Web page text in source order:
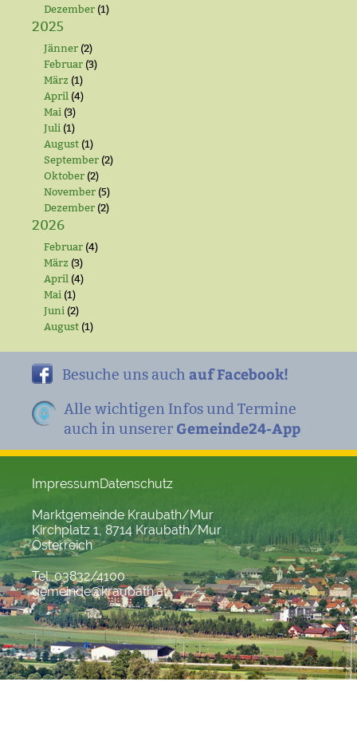
Dezember (1)
2025
Jänner (2)
Februar (3)
März (1)
April (4)
Mai (3)
Juli (1)
August (1)
September (2)
Oktober (2)
November (5)
Dezember (2)
2026
Februar (4)
März (3)
April (4)
Mai (1)
Juni (2)
August (1)
Besuche uns auch auf Facebook!
Alle wichtigen Infos und Termine
auch in unserer Gemeinde24-App
ImpressumDatenschutz
Marktgemeinde Kraubath/Mur
Kirchplatz 1, 8714 Kraubath/Mur
Österreich
Tel. 03832/4100
gemeinde@kraubath.at